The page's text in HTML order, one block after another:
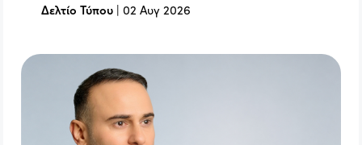
Δελτίο Τύπου |02 Αυγ 2026